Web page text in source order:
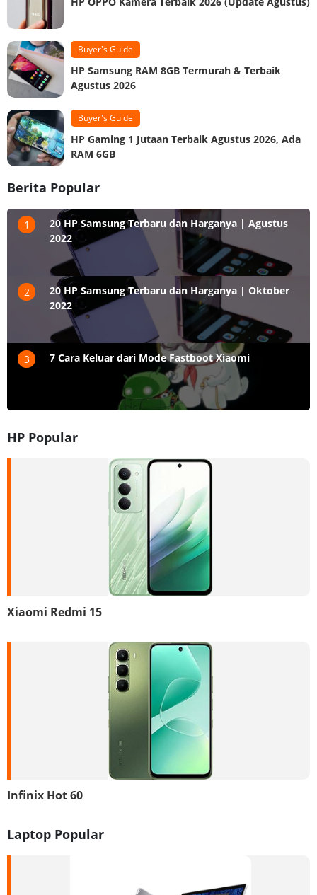
Buyer's Guide
HP Samsung RAM 8GB Termurah & Terbaik
Agustus 2026
Buyer's Guide
HP Gaming 1 Jutaan Terbaik Agustus 2026, Ada
RAM 6GB
Berita Popular
1
20 HP Samsung Terbaru dan Harganya | Agustus
2022
2
20 HP Samsung Terbaru dan Harganya | Oktober
2022
3 7 Cara Keluar dari Mode Fastboot Xiaomi
HP Popular
Xiaomi Redmi 15
Infinix Hot 60
Laptop Popular